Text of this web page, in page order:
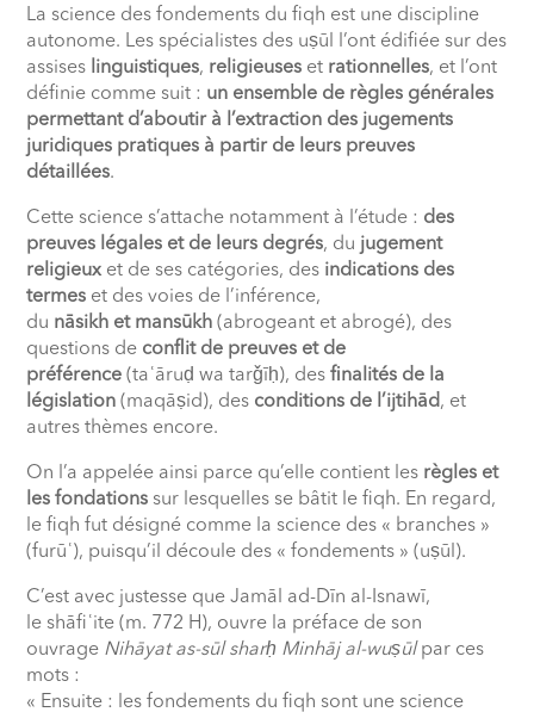
La science des fondements du fiqh est une discipline
autonome. Les spécialistes des uṣūl l’ont édifiée sur des
assises linguistiques, religieuses et rationnelles, et l’ont
définie comme suit : un ensemble de règles générales
permettant d’aboutir à l’extraction des jugements
juridiques pratiques à partir de leurs preuves
détaillées.
Cette science s’attache notamment à l’étude : des
preuves légales et de leurs degrés, du jugement
religieux et de ses catégories, des indications des
termes et des voies de l’inférence,
du nāsikh et mansūkh (abrogeant et abrogé), des
questions de conflit de preuves et de
préférence (taʿāruḍ wa tarǧīḥ), desfinalités de la
législation (maqāṣid), des conditions de l’ijtihād, et
autres thèmes encore.
On l’a appelée ainsi parce qu’elle contient les règles et
les fondations sur lesquelles se bâtit le fiqh. En regard,
le fiqh fut désigné comme la science des « branches »
(furūʿ), puisqu’il découle des « fondements » (uṣūl).
C’est avec justesse que Jamāl ad-Dīn al-Isnawī,
le shāfiʿite (m. 772 H), ouvre la préface de son
ouvrage Nihāyat as-sūl sharḥ Minhāj al-wuṣūlpar ces
mots :
« Ensuite : les fondements du fiqh sont une science